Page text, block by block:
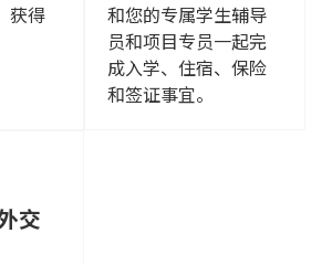
获得
和您的专属学生辅导
员和项目专员一起完
成入学、住宿、保险
和签证事宜。
交